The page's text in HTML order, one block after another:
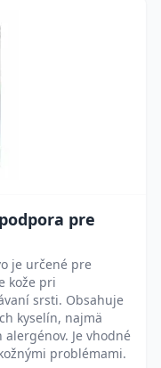
pre
je určené pre
kože pri
srsti. Obsahuje
kyselín, najmä
Je vhodné
problémami.